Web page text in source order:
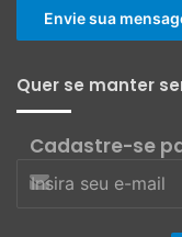
Envie sua
Quer se manter
Cadastre-se